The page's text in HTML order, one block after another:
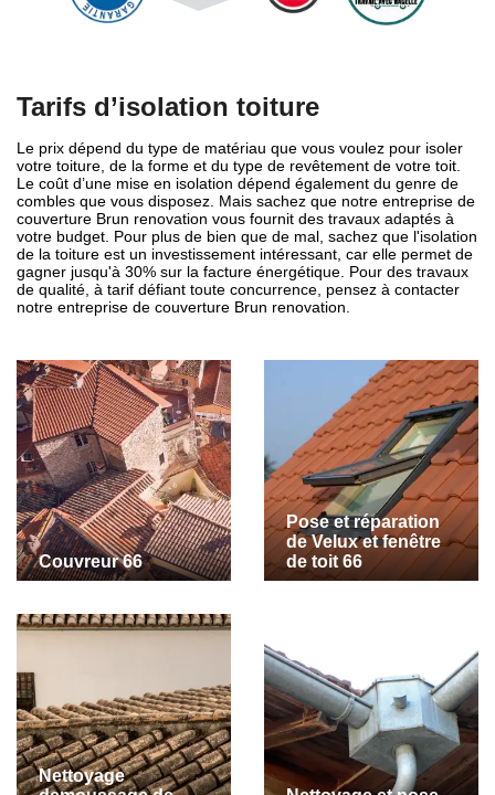
Tarifs d’isolation toiture
Le prix dépend du type de matériau que vous voulez pour isoler
votre toiture, de la forme et du type de revêtement de votre toit.
Le coût d’une mise en isolation dépend également du genre de
combles que vous disposez. Mais sachez que notre entreprise de
couverture Brun renovation vous fournit des travaux adaptés à
votre budget. Pour plus de bien que de mal, sachez que l'isolation
de la toiture est un investissement intéressant, car elle permet de
gagner jusqu'à 30% sur la facture énergétique. Pour des travaux
de qualité, à tarif défiant toute concurrence, pensez à contacter
notre entreprise de couverture Brun renovation.
Couvreur 66
Pose et réparation
de Velux et fenêtre
de toit 66
Nettoyage